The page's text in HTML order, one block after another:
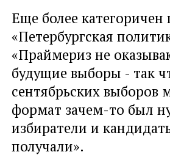
Еще более
«Петербургская
«Праймериз не
будущие выборы - так
сентябрьских выборов
формат зачем-то был
избиратели и
получали».